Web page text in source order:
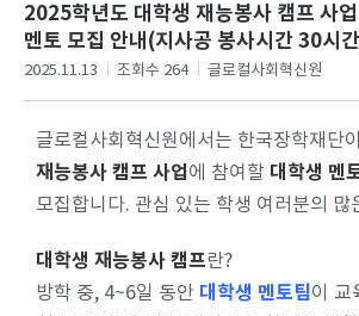
2025학년도 대학생 재능봉사 캠프 사
멘토 모집 안내(지사공 봉사시간 30시
2025.11.13 조회수 264 글로컬사회혁신원
글로컬사회혁신원에서는 한국장학재단
재능봉사 캠프 사업 에 참여할 대학생 멘
모집합니다. 관심 있는 학생 여러분의 많
대학생 재능봉사 캠프란?
방학 중, 4~6일 동안 대학생 멘토팀이 교